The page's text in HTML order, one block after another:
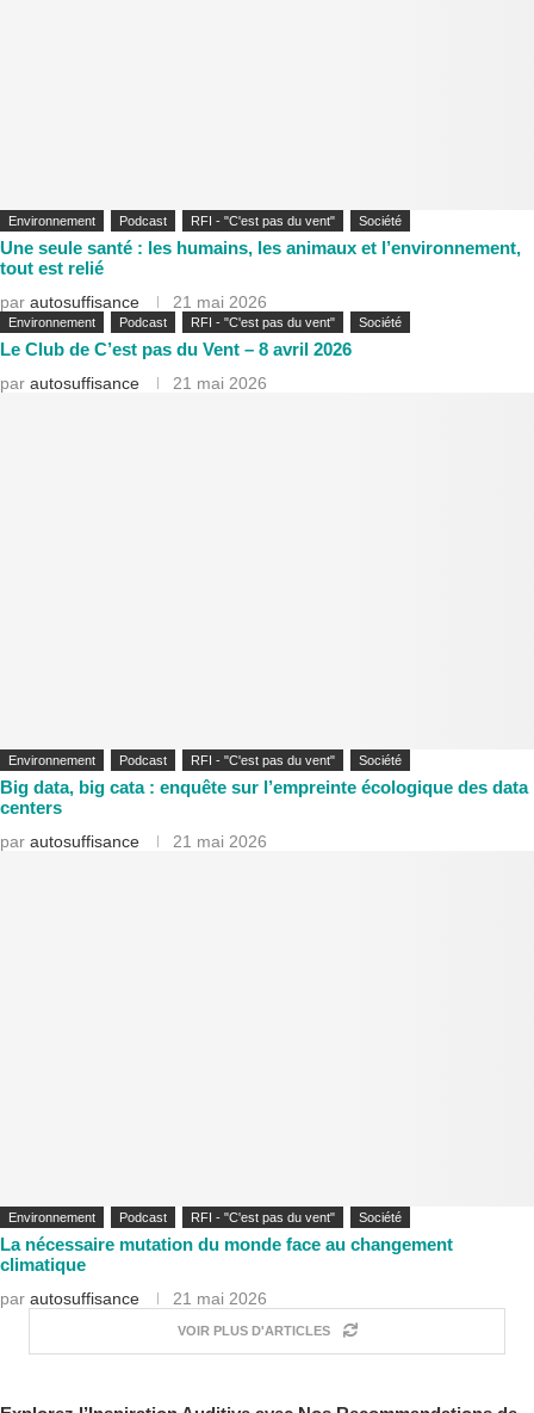
Environnement Podcast RFI - "C'est pas du vent" Société
Une seule santé : les humains, les animaux et l’environnement,
tout est relié
par autosuffisance 21 mai 2026
Environnement Podcast RFI - "C'est pas du vent" Société
Le Club de C’est pas du Vent – 8 avril 2026
par autosuffisance 21 mai 2026
Environnement Podcast RFI - "C'est pas du vent" Société
Big data, big cata : enquête sur l’empreinte écologique des data
centers
par autosuffisance 21 mai 2026
Environnement Podcast RFI - "C'est pas du vent" Société
La nécessaire mutation du monde face au changement
climatique
par autosuffisance 21 mai 2026
VOIR PLUS D'ARTICLES